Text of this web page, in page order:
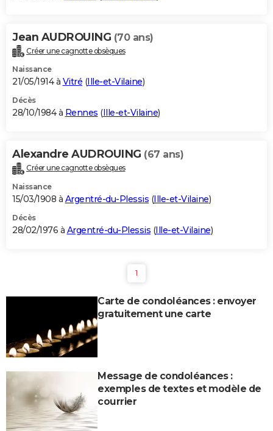
Jean AUDROUING (70 ans)
Créer une cagnotte obsèques
Naissance
21/05/1914 à Vitré (Ille-et-Vilaine)
Décès
28/10/1984 à Rennes (Ille-et-Vilaine)
Alexandre AUDROUING (67 ans)
Créer une cagnotte obsèques
Naissance
15/03/1908 à Argentré-du-Plessis (Ille-et-Vilaine)
Décès
28/02/1976 à Argentré-du-Plessis (Ille-et-Vilaine)
1
Carte de condoléances : envoyer
gratuitement une carte
Message de condoléances :
exemples de textes et modèle de
courrier